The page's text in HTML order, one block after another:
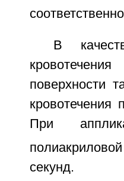
В
поверхности
кровотечения
При
секунд.